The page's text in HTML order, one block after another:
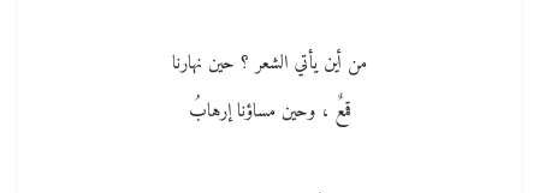
من أين يأتي الشعر ؟ حين نهارنا
قمعٌ ، وحين مساؤنا إرهابُ